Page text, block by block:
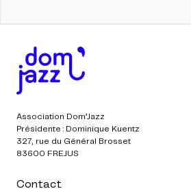
Association Dom’Jazz
Présidente : Dominique Kuentz
327, rue du Général Brosset
83600 FREJUS
Contact